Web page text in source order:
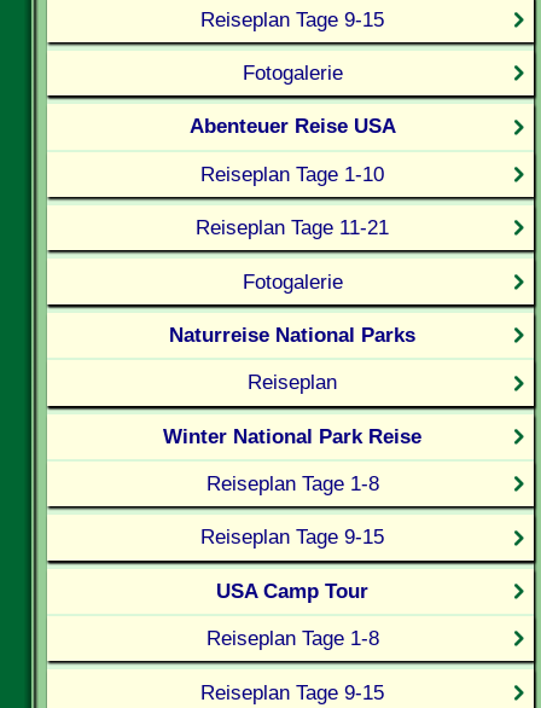
Reiseplan Tage 9-15
Fotogalerie
Abenteuer Reise USA
Reiseplan Tage 1-10
Reiseplan Tage 11-21
Fotogalerie
Naturreise National Parks
Reiseplan
Winter National Park Reise
Reiseplan Tage 1-8
Reiseplan Tage 9-15
USA Camp Tour
Reiseplan Tage 1-8
Reiseplan Tage 9-15